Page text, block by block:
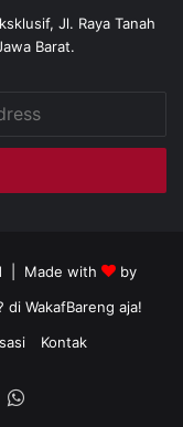
Jl. Raya Tanah
Barat.
| Made with
by
di WakafBareng aja!
Kontak
WhatsApp